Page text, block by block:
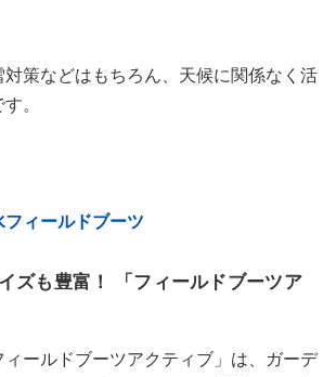
策などはもちろん、天候に関係なく活
。
ィールドブーツ
ズも豊富！ 「フィールドブーツア
ィールドブーツアクティブ」は、ガーデ